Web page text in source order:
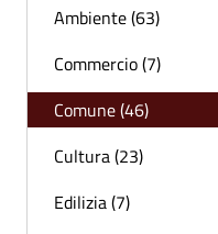
Ambiente (63)
Commercio (7)
Comune (46)
Cultura (23)
Edilizia (7)